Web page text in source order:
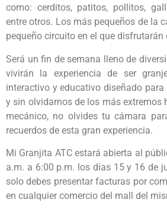
como: cerditos, patitos, pollitos,
entre otros. Los más pequeños de la
pequeño circuito en el que disfrutarán
Será un fin de semana lleno de
vivirán la experiencia de ser
interactivo y educativo diseñado
y sin olvidarnos de los más extremos
mecánico, no olvides tu cámara
recuerdos de esta gran experiencia.
Mi Granjita ATC estará abierta al
a.m. a 6:00 p.m. los días 15 y 16 de
solo debes presentar facturas por
en cualquier comercio del mall del